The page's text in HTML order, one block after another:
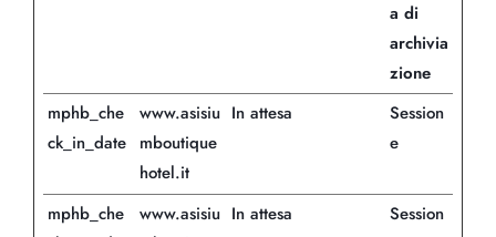
a di
archivia
zione
mphb_che
ck_in_date
www.asisiu
mboutique
hotel.it
In attesa
Session
e
mphb_che
www.asisiu In attesa
Session